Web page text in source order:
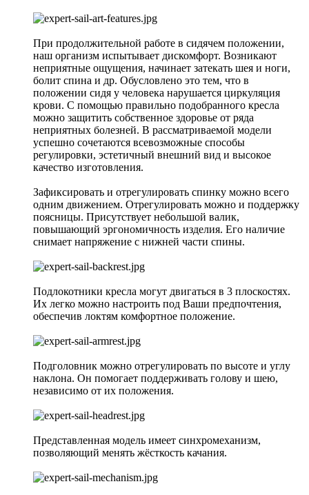
При продолжительной работе в сидячем положении,
наш организм испытывает дискомфорт. Возникают
неприятные ощущения, начинает затекать шея и ноги,
болит спина и др. Обусловлено это тем, что в
положении сидя у человека нарушается циркуляция
крови. С помощью правильно подобранного кресла
можно защитить собственное здоровье от ряда
неприятных болезней. В рассматриваемой модели
успешно сочетаются всевозможные способы
регулировки, эстетичный внешний вид и высокое
качество изготовления.
Зафиксировать и отрегулировать спинку можно всего
одним движением. Отрегулировать можно и поддержку
поясницы. Присутствует небольшой валик,
повышающий эргономичность изделия. Его наличие
снимает напряжение с нижней части спины.
Подлокотники кресла могут двигаться в 3 плоскостях.
Их легко можно настроить под Ваши предпочтения,
обеспечив локтям комфортное положение.
Подголовник можно отрегулировать по высоте и углу
наклона. Он помогает поддерживать голову и шею,
независимо от их положения.
Представленная модель имеет синхромеханизм,
позволяющий менять жёсткость качания.